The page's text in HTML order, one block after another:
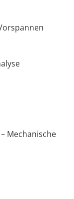
Mechanische